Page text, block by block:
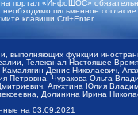
на портал «ИнфоШОС»
письменное
клавиши Ctrl+Enter
выполняющих функции
Телеканал Настоящее
Денис Николаевич,
Петровна, Чуракова Ольга
Апухтина Юлия
Долинина Ирина
на 03.09.2021